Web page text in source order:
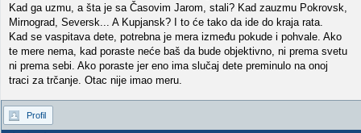
Kad ga uzmu, a šta je sa Časovim Jarom, stali? Kad zauzmu Pokrovsk,
Mirnograd, Seversk... A Kupjansk? I to će tako da ide do kraja rata.
Kad se vaspitava dete, potrebna je mera između pokude i pohvale. Ako
te mere nema, kad poraste neće baš da bude objektivno, ni prema svetu
ni prema sebi. Ako poraste jer eno ima slučaj dete preminulo na onoj
traci za trčanje. Otac nije imao meru.
Profil